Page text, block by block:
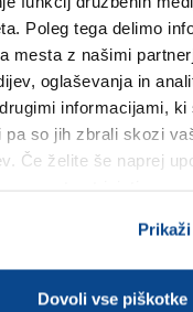
Poleg tega delimo
mesta z našimi
oglaševanja in
informacijami, ki
pa so jih zbrali skozi
Če želite še naprej
Dovoli vse piškotke
znanosti
Daniele Fonda (8,7),
Sara Gruden
Nika Pregarc
je bilo
izdelala.
(8,5), Astrid
(8,4), Ilja Krecic
(8,5),
dijaku je bilo